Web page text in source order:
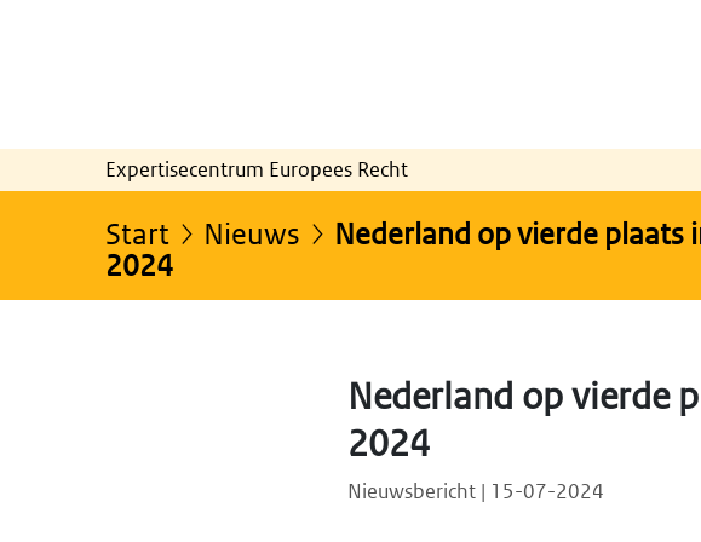
Expertisecentrum Europees Recht
Start Nieuws
Nederland op vierde plaats
2024
Nederland op vierde
2024
Nieuwsbericht | 15-07-2024